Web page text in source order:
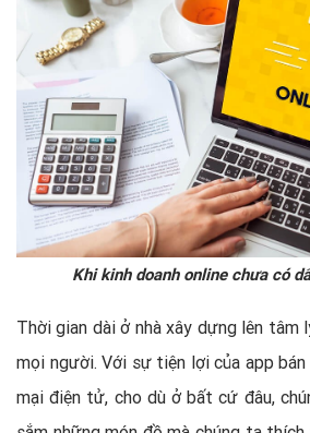
Khi kinh doanh online chưa có
Thời gian dài ở nhà xây dựng lên tâm
mọi người. Với sự tiện lợi của app
mại điện tử, cho dù ở bất cứ đâu,